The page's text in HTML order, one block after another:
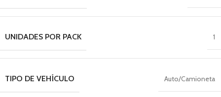
UNIDADES POR PACK 1
TIPO DE VEHÍCULO Auto/Camioneta